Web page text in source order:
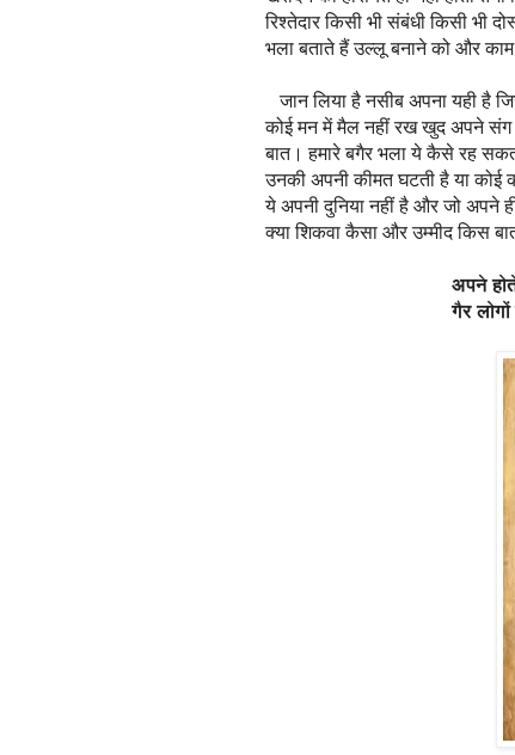
रिश्तेदार किसी भी संबंधी किसी
भला बताते हैं उल्लू बनाने को और
जान लिया है नसीब अपना यही है
कोई मन में मैल नहीं रख खुद अपने संग
बात। हमारे बगैर भला ये कैसे रह
उनकी अपनी कीमत घटती है या कोई
ये अपनी दुनिया नहीं है और जो अपने
क्या शिकवा कैसा और उम्मीद किस
अपने होते तो कुछ
गैर लोगों से बात